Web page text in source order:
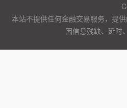
本站不提供任何金融交易服务，提
因信息残缺、延时